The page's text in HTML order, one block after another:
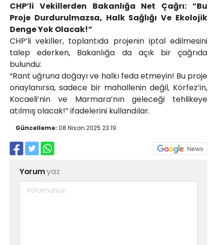
CHP’li Vekillerden Bakanlığa Net Çağrı: “Bu
Proje Durdurulmazsa, Halk Sağlığı Ve Ekolojik
Denge Yok Olacak!”
CHP’li vekiller, toplantıda projenin iptal edilmesini
talep ederken, Bakanlığa da açık bir çağrıda
bulundu:
“Rant uğruna doğayı ve halkı feda etmeyin! Bu proje
onaylanırsa, sadece bir mahallenin değil, Körfez’in,
Kocaeli’nin ve Marmara’nın geleceği tehlikeye
atılmış olacak!” ifadelerini kullandılar.
Güncelleme: 08 Nisan 2025 23:19
Yorumyaz